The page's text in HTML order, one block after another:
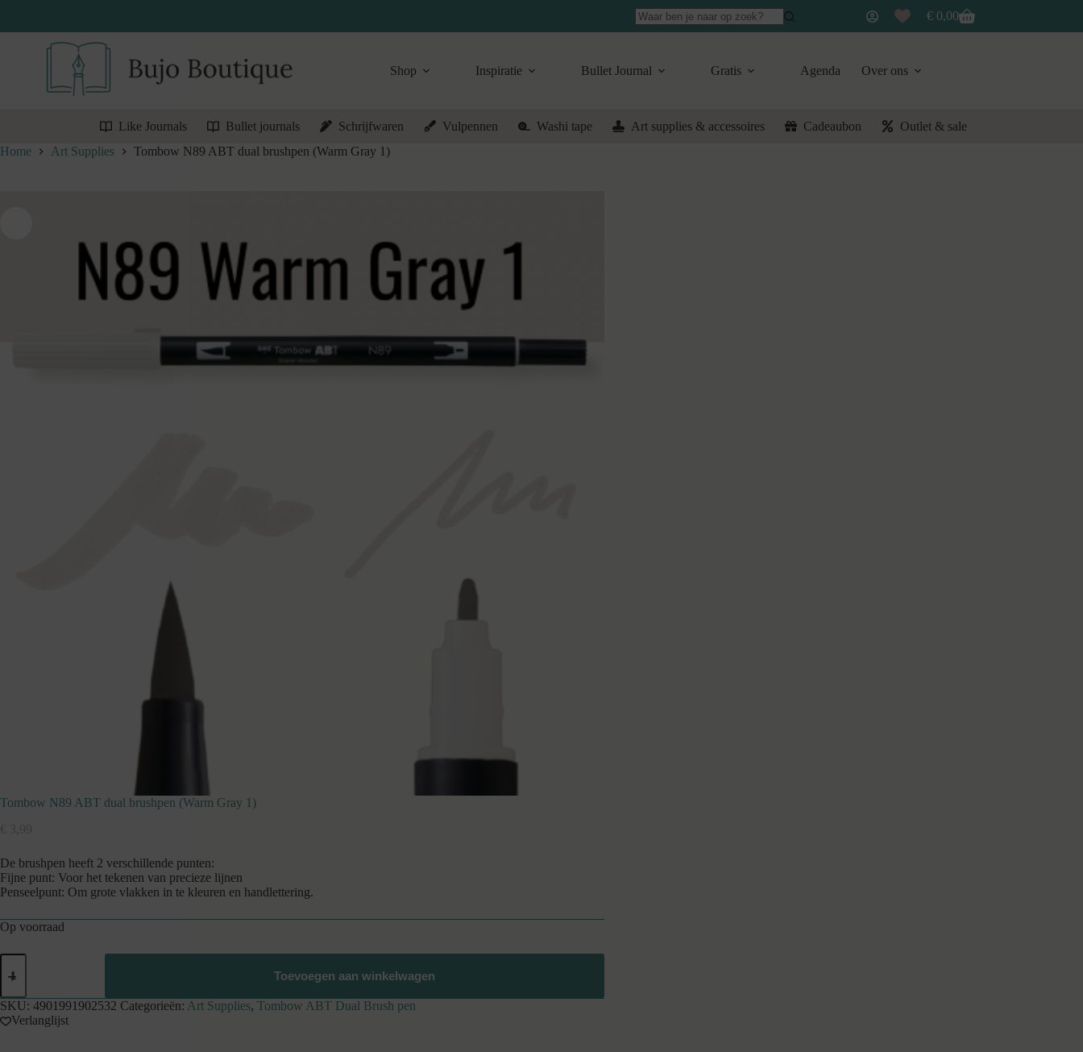
de
Geen
Winkelwagen
€0,00
Shop Inspiratie Bullet Journal Gratis Agenda Over ons
Like Journals Bullet journals Schrijfwaren Vulpennen Washi tape Art supplies & accessoires Cadeaubon
Outlet & sale
Home
Art Supplies Tombow N89 ABT dual brushpen (Warm Gray 1)
Tombow N89 ABT dual brushpen (Warm Gray 1)
€
3,99
De brushpen heeft 2 verschillende punten:
Fijne punt: Voor het tekenen van precieze lijnen
Penseelpunt: Om grote vlakken in te kleuren en handlettering.
Op voorraad
Tombow
N89
dual
brushpen
(Warm
Toevoegen aan winkelwagen
SKU: 4901991902532 Categorieën: Art Supplies, Tombow ABT Dual Brush pen
Verlanglijst